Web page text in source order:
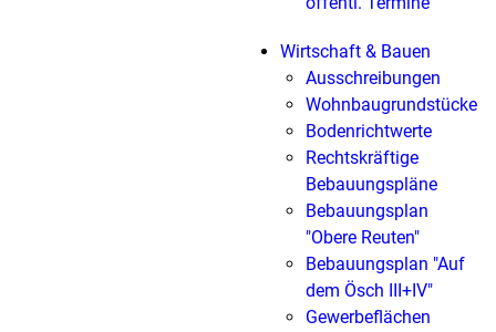
Wirtschaft & Bauen
Ausschreibungen
Wohnbaugrundstücke
Bodenrichtwerte
Rechtskräftige
Bebauungspläne
Bebauungsplan
"Obere Reuten"
Bebauungsplan "Auf
dem Ösch III+IV"
Gewerbeflächen